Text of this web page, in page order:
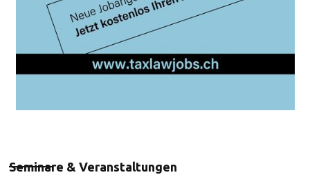
Seminare & Veranstaltungen